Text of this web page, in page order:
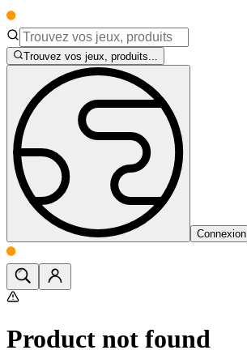
Trouvez vos jeux, produits...
Connexion
Product not found